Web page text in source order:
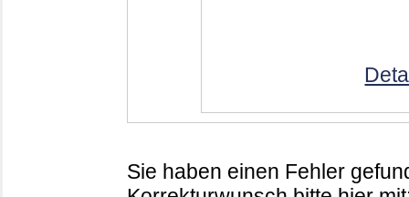
Sie haben einen Fehler